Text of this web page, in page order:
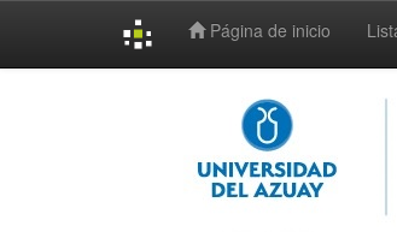
Página de inicio